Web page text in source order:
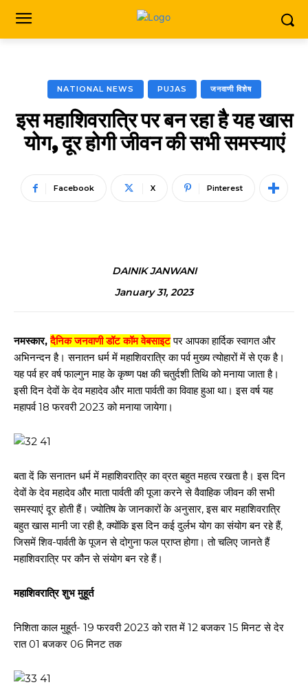
NATIONAL NEWS PUJAS जनवाणी विशेष
इस महाशिवरात्रि पर बन रहा है यह खास
योग, दूर होगी जीवन की सभी समस्याएं
Facebook X Pinterest
DAINIK JANWANI
January 31, 2023
नमस्कार, दैनिक जनवाणी डॉट कॉम वेबसाइटपर आपका हार्दिक स्वागत और
अभिनन्दन है। सनातन धर्म में महाशिवरात्रि का पर्व मुख्य त्योहारों में से एक है।
यह पर्व हर वर्ष फाल्गुन माह के कृष्ण पक्ष की चतुर्दशी तिथि को मनाया जाता है।
इसी दिन देवों के देव महादेव और माता पार्वती का विवाह हुआ था। इस वर्ष यह
महापर्व 18 फरवरी 2023 को मनाया जायेगा।
बता दें कि सनातन धर्म में महाशिवरात्रि का व्रत बहुत महत्व रखता है। इस दिन
देवों के देव महादेव और माता पार्वती की पूजा करने से वैवाहिक जीवन की सभी
समस्याएं दूर होती हैं। ज्योतिष के जानकारों के अनुसार, इस बार महाशिवरात्रि
बहुत खास मानी जा रही है, क्योंकि इस दिन कई दुर्लभ योग का संयोग बन रहे हैं,
जिसमें शिव-पार्वती के पूजन से दोगुना फल प्राप्त होगा। तो चलिए जानते हैं
महाशिवरात्रि पर कौन से संयोग बन रहे हैं।
महाशिवरात्रि शुभ मुहूर्त
निशिता काल मुहूर्त- 19 फरवरी 2023 को रात में 12 बजकर 15 मिनट से देर
रात 01 बजकर 06 मिनट तक